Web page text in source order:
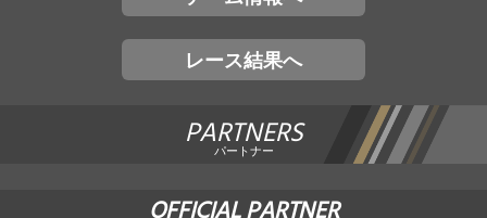
レース結果へ
PARTNERS
パートナー